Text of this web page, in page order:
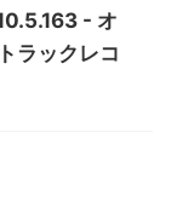
- オ
ラックレコ